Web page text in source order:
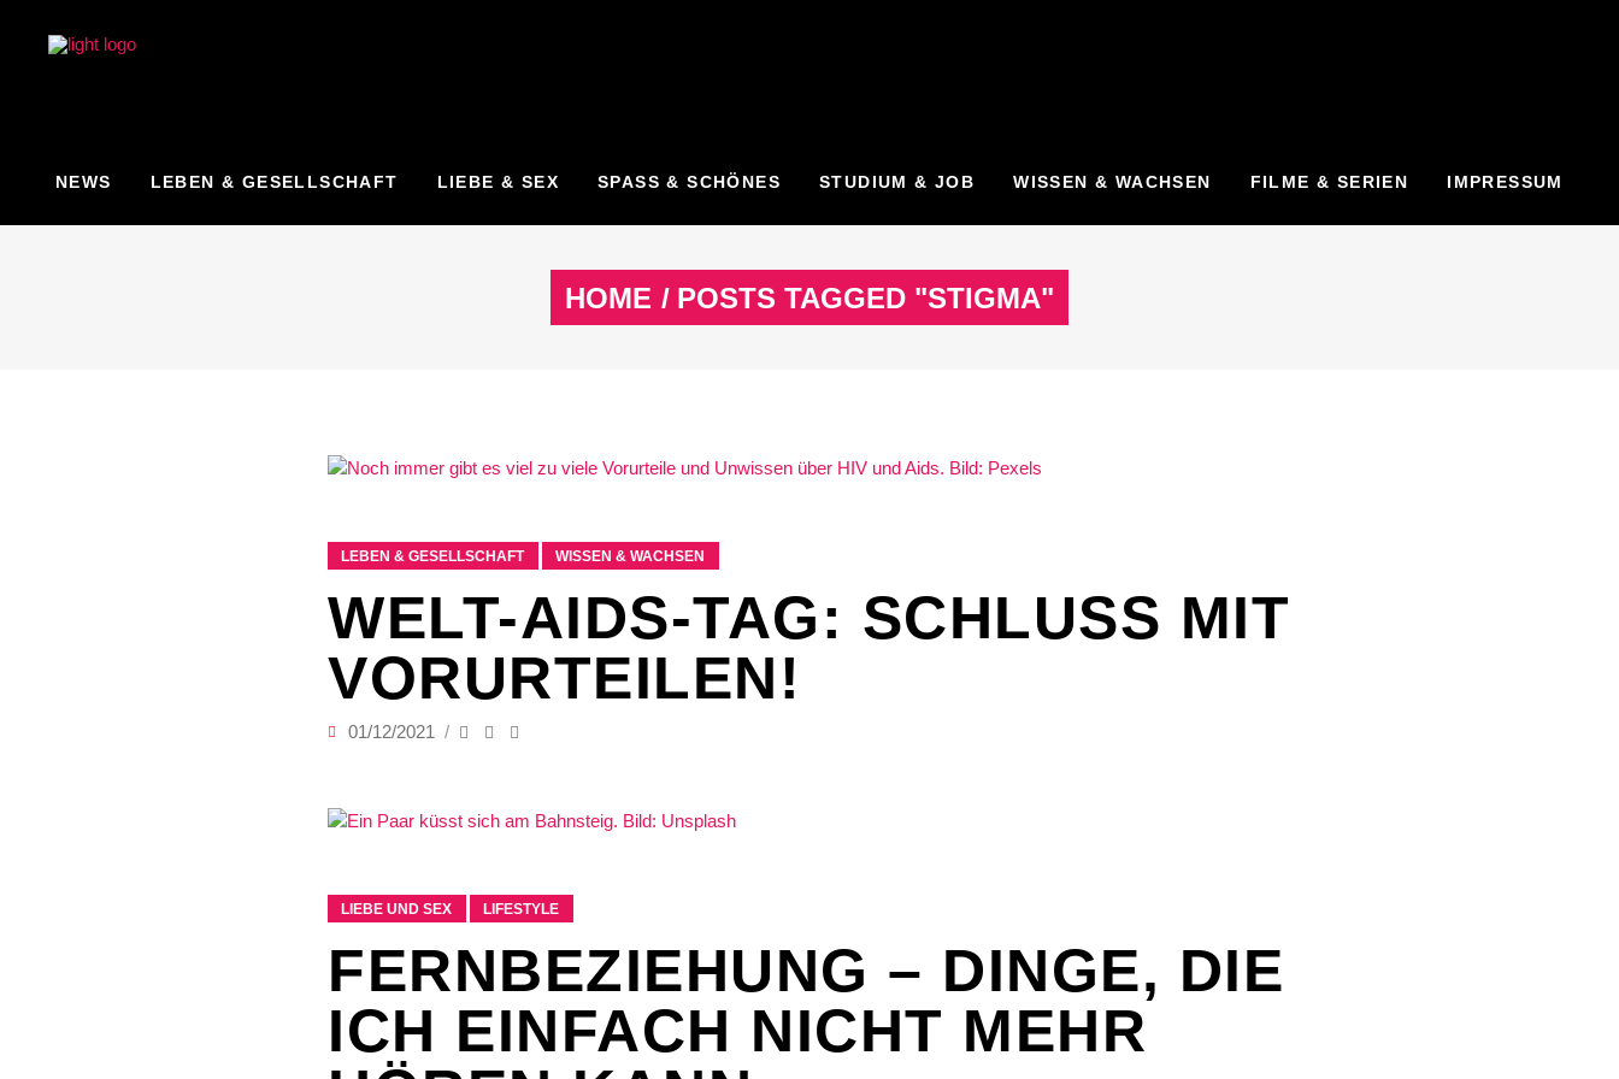
NEWS LEBEN & GESELLSCHAFT LIEBE & SEX SPASS & SCHÖNES STUDIUM & JOB WISSEN & WACHSEN FILME & SERIEN IMPRESSUM
HOME / POSTS TAGGED "STIGMA"
LEBEN & GESELLSCHAFT WISSEN & WACHSEN
WELT-AIDS-TAG: SCHLUSS MIT
VORURTEILEN!
01/12/2021
LIEBE UND SEX LIFESTYLE
FERNBEZIEHUNG – DINGE, DIE
ICH EINFACH NICHT MEHR